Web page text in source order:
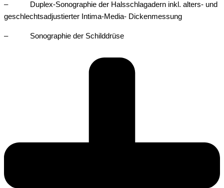
– Duplex-Sonographie der Halsschlagadern inkl. alters- und
geschlechtsadjustierter Intima-Media- Dickenmessung
– Sonographie der Schilddrüse